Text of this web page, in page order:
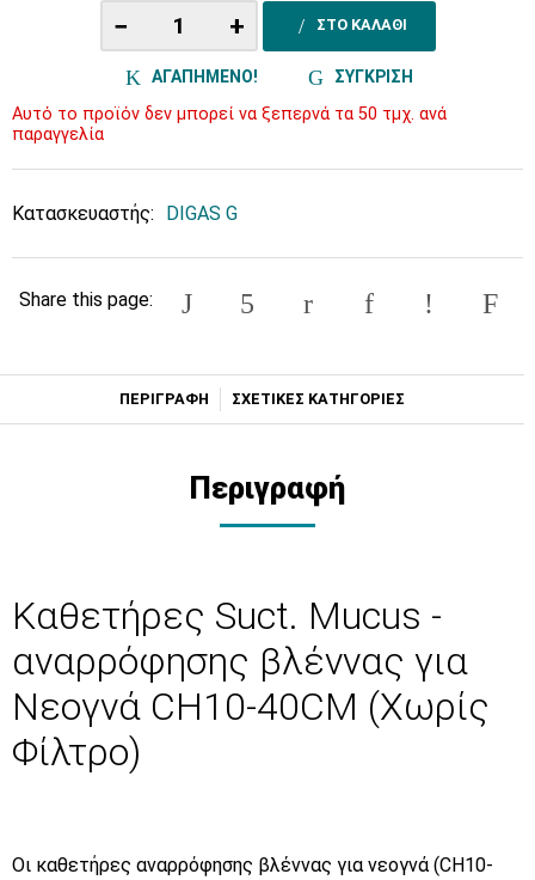
− + ΣΤΟ ΚΑΛΑΘΙ
ΑΓΑΠΗΜΕΝΟ! ΣΥΓΚΡΙΣΗ
Αυτό το προϊόν δεν μπορεί να ξεπερνά τα 50 τμχ. ανά
παραγγελία
Κατασκευαστής: DIGAS G
Share this page:
ΠΕΡΙΓΡΑΦΗ ΣΧΕΤΙΚΕΣ ΚΑΤΗΓΟΡΙΕΣ
Περιγραφή
Καθετήρες Suct. Mucus -
αναρρόφησης βλέννας για
Νεογνά CH10-40CM (Χωρίς
Φίλτρο)
Οι καθετήρες αναρρόφησης βλέννας για νεογνά (CH10-